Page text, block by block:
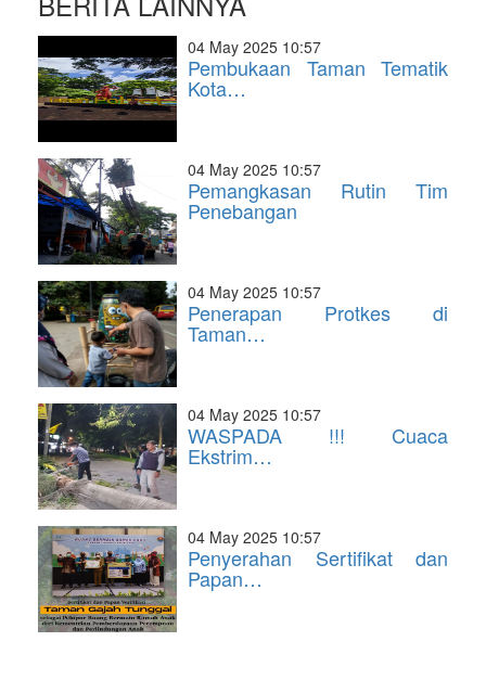
04 May 2025 10:57
Pembukaan Taman Tematik
Kota…
04 May 2025 10:57
Pemangkasan Rutin Tim
Penebangan
04 May 2025 10:57
Penerapan Protkes di
Taman…
04 May 2025 10:57
WASPADA !!! Cuaca
Ekstrim…
04 May 2025 10:57
Penyerahan Sertifikat dan
Papan…